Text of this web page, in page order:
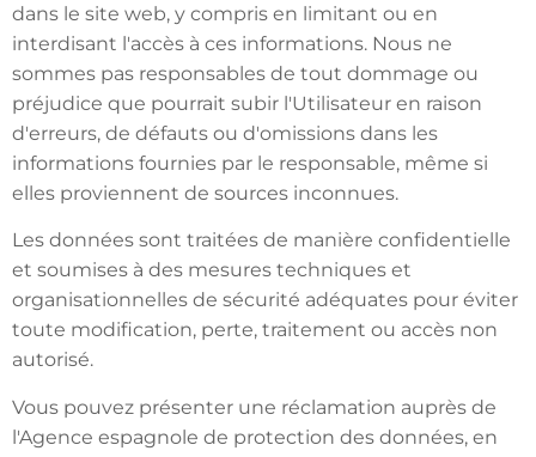
dans le site web, y compris en limitant ou en
interdisant l'accès à ces informations. Nous ne
sommes pas responsables de tout dommage ou
préjudice que pourrait subir l'Utilisateur en raison
d'erreurs, de défauts ou d'omissions dans les
informations fournies par le responsable, même si
elles proviennent de sources inconnues.
Les données sont traitées de manière confidentielle
et soumises à des mesures techniques et
organisationnelles de sécurité adéquates pour éviter
toute modification, perte, traitement ou accès non
autorisé.
Vous pouvez présenter une réclamation auprès de
l'Agence espagnole de protection des données, en